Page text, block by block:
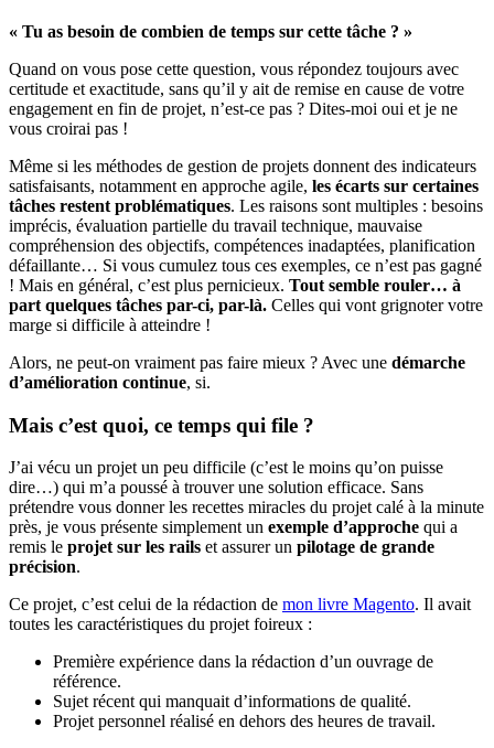
« Tu as besoin de combien de temps sur cette tâche ? »
Quand on vous pose cette question, vous répondez toujours avec
certitude et exactitude, sans qu’il y ait de remise en cause de votre
engagement en fin de projet, n’est-ce pas ? Dites-moi oui et je ne
vous croirai pas !
Même si les méthodes de gestion de projets donnent des indicateurs
satisfaisants, notamment en approche agile, les écarts sur certaines
tâches restent problématiques. Les raisons sont multiples : besoins
imprécis, évaluation partielle du travail technique, mauvaise
compréhension des objectifs, compétences inadaptées, planification
défaillante… Si vous cumulez tous ces exemples, ce n’est pas gagné
! Mais en général, c’est plus pernicieux. Tout semble rouler… à
part quelques tâches par-ci, par-là. Celles qui vont grignoter votre
marge si difficile à atteindre !
Alors, ne peut-on vraiment pas faire mieux ? Avec une démarche
d’amélioration continue, si.
Mais c’est quoi, ce temps qui file ?
J’ai vécu un projet un peu difficile (c’est le moins qu’on puisse
dire…) qui m’a poussé à trouver une solution efficace. Sans
prétendre vous donner les recettes miracles du projet calé à la minute
près, je vous présente simplement un exemple d’approche qui a
remis le projet sur les rails et assurer un pilotage de grande
précision.
Ce projet, c’est celui de la rédaction de mon livre Magento. Il avait
toutes les caractéristiques du projet foireux :
Première expérience dans la rédaction d’un ouvrage de
référence.
Sujet récent qui manquait d’informations de qualité.
Projet personnel réalisé en dehors des heures de travail.